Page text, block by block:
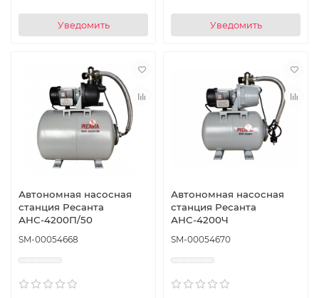
Уведомить Уведомить
Автономная насосная
станция Ресанта
АНС-4200П/50
SM-00054668
Автономная насосная
станция Ресанта
АНС-4200Ч
SM-00054670